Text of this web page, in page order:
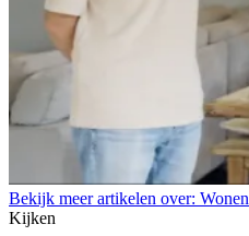
Bekijk meer artikelen over: Wonen
Kijken